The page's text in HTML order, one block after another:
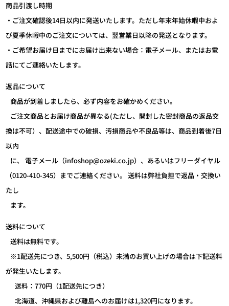
商品引渡し時期
・ご注文確認後14日以内に発送いたします。ただし年末年始休暇中およ
び夏季休暇中のご注文については、翌営業日以降の発送となります。
・ご希望お届け日までにお届け出来ない場合：電子メール、またはお電
話にてご連絡いたします。
返品について
商品が到着しましたら、必ず内容をお確かめください。
ご注文商品とお届け商品が異なる(ただし、開封した密封商品の返品交
換は不可）、配送途中での破損、汚損商品や不良品等は、商品到着後7日
以内
に、 電子メール（infoshop@ozeki.co.jp）、あるいはフリーダイヤル
（0120-410-345）までご連絡ください。 送料は弊社負担で返品・交換い
たし
ます。
送料について
送料は無料です。
※1配送先につき、5,500円（税込）未満のお買い上げの場合は下記送料
が発生いたします。
送料：770円（1配送先につき）
北海道、沖縄県および離島へのお届けは1,320円になります。